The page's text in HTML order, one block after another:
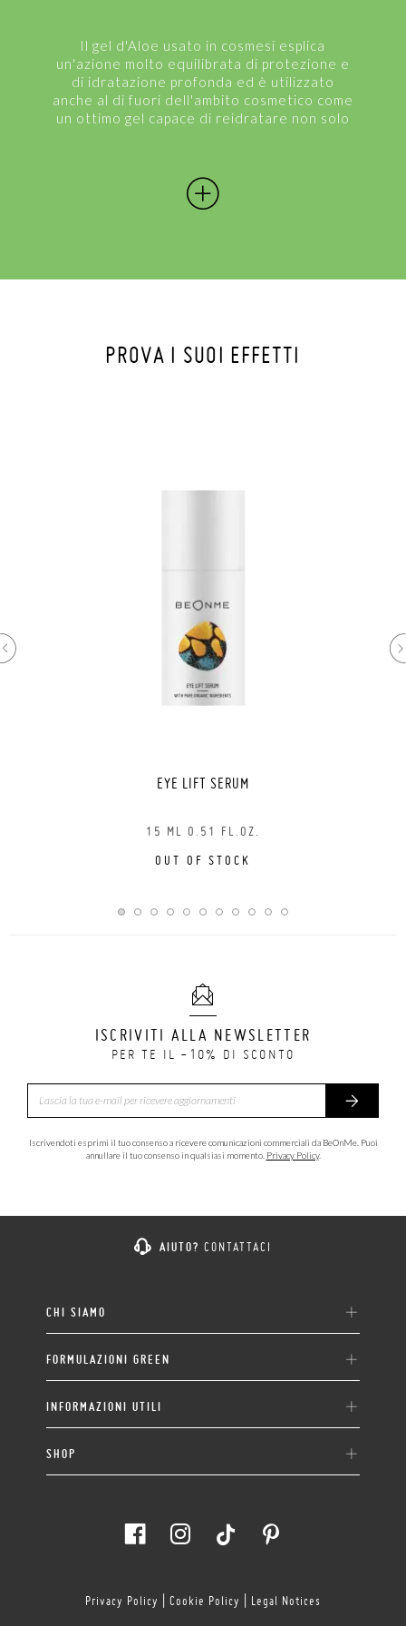
Il gel d'Aloe usato in cosmesi esplica
un'azione molto equilibrata di protezione e
di idratazione profonda ed è utilizzato
anche al di fuori dell'ambito cosmetico come
un ottimo gel capace di reidratare non solo
PROVA I SUOI EFFETTI
EYE LIFT SERUM
15 ML 0.51 FL.OZ.
OUT OF STOCK
ISCRIVITI ALLA NEWSLETTER
PER TE IL -10% DI SCONTO
Iscrivendoti esprimi il tuo consenso a ricevere comunicazioni commerciali da BeOnMe. Puoi
annullare il tuo consenso in qualsiasi momento. Privacy Policy.
AIUTO? CONTATTACI
CHI SIAMO
FORMULAZIONI GREEN
INFORMAZIONI UTILI
SHOP
Privacy Policy Cookie Policy Legal Notices